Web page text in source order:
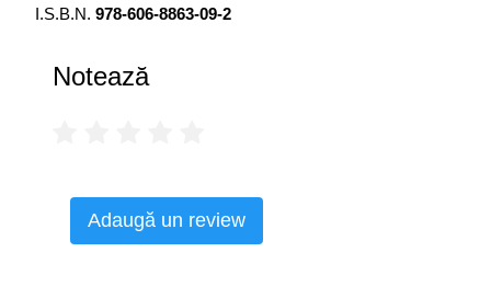
civilizații care în aparență nu au intrat în contact: există
I.S.B.N. 978-606-8863-09-2
Notează
Adaugă un review